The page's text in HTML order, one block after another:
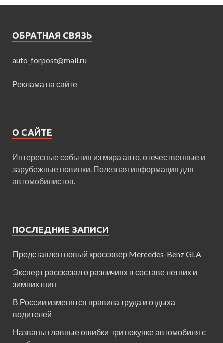
ОБРАТНАЯ СВЯЗЬ
auto_forpost@mail.ru
Реклама на сайте
О САЙТЕ
Интересные события из мира авто, отечественные и
зарубежные новинки. Полезная информация для
автомобилистов.
ПОСЛЕДНИЕ ЗАПИСИ
Представлен новый кроссовер Mercedes-Benz GLA
Эксперт рассказал о различиях в составе летних и
зимних шин
В России изменятся правила труда и отдыха
водителей
Названы главные ошибки при покупке автомобиля с